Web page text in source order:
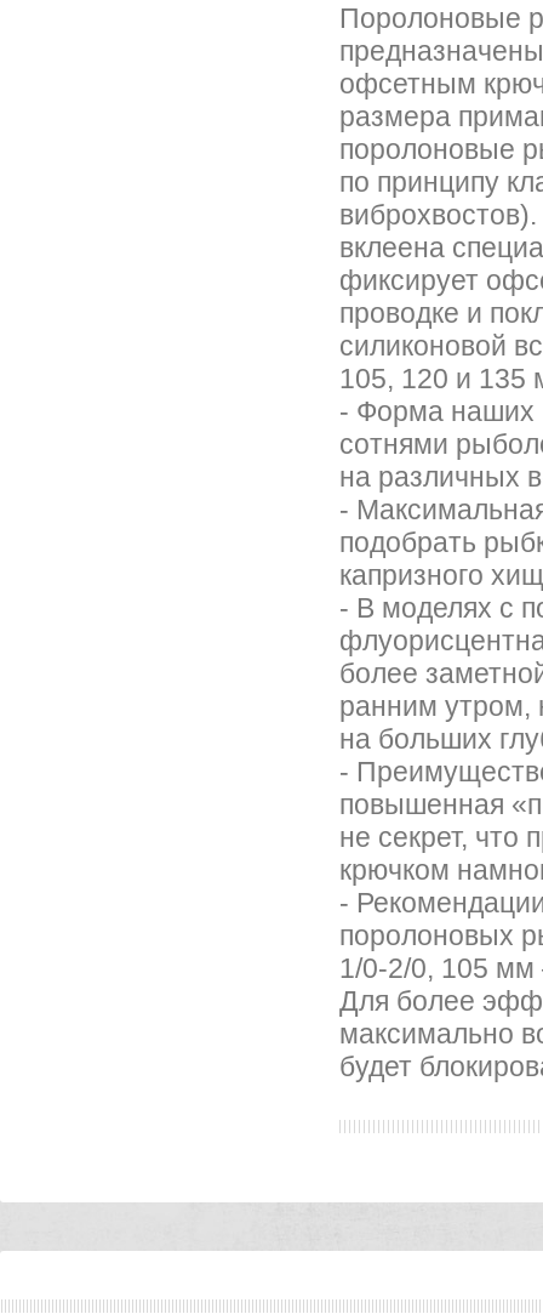
Поролоновые
офсетным
размера
поролоновые
по принципу
вклеена
фиксирует
проводке и
силиконовой
105, 120 и 135
- Форма наших
сотнями
на различных
-
подобрать
капризного
- В моделях с
более
ранним утром,
на больших
-
повышенная
не секрет, что
крючком
-
поролоновых
1/0-2/0, 105
Для более
максимально
будет